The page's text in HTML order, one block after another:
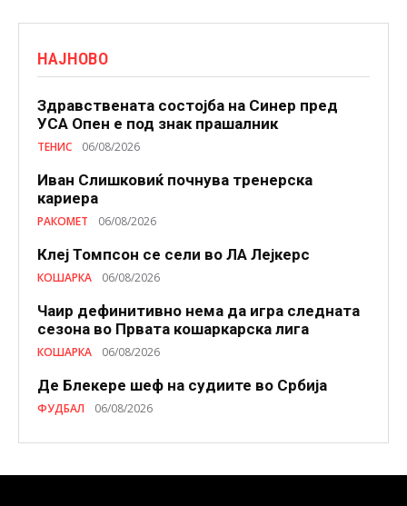
НАЈНОВО
Здравствената состојба на Синер пред
УСА Опен е под знак прашалник
ТЕНИС 06/08/2026
Иван Слишковиќ почнува тренерска
кариера
РАКОМЕТ 06/08/2026
Клеј Томпсон се сели во ЛА Лејкерс
КОШАРКА 06/08/2026
Чаир дефинитивно нема да игра следната
сезона во Првата кошаркарска лига
КОШАРКА 06/08/2026
Де Блекере шеф на судиите во Србија
ФУДБАЛ 06/08/2026